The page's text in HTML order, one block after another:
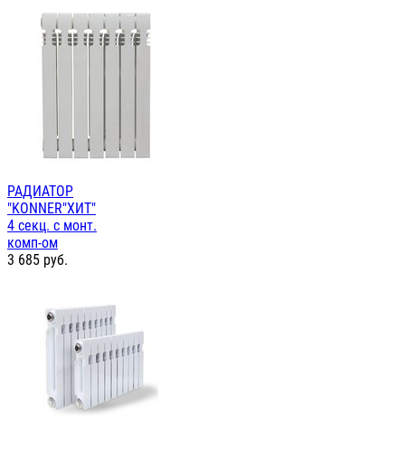
РАДИАТОР
"KONNER"ХИТ"
4 секц. с монт.
комп-ом
3 685 руб.